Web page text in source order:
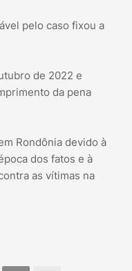
pelo caso fixou a
de 2022 e
da pena
Rondônia devido à
dos fatos e à
as vítimas na